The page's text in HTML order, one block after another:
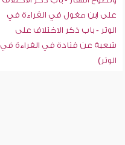
على ابن مغول في القراءة في
الوتر - باب ذكر الاختلاف على
شعبة عن قتادة في القراءة في
الوتر)